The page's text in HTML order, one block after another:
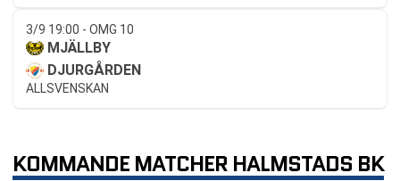
3/9 19:00 - OMG 10
MJÄLLBY
DJURGÅRDEN
ALLSVENSKAN
KOMMANDE MATCHER HALMSTADS BK